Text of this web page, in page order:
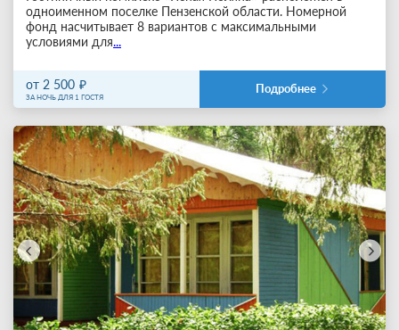
одноименном поселке Пензенской области. Номерной
фонд насчитывает 8 вариантов с максимальными
условиями для...
от 2 500
ЗА НОЧЬ ДЛЯ 1 ГОСТЯ
Подробнее